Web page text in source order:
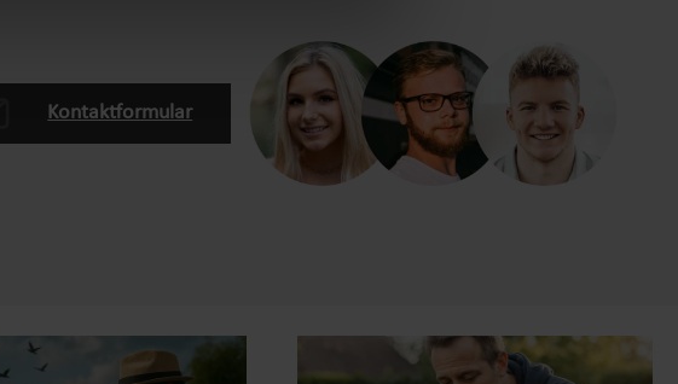
Kontaktformular